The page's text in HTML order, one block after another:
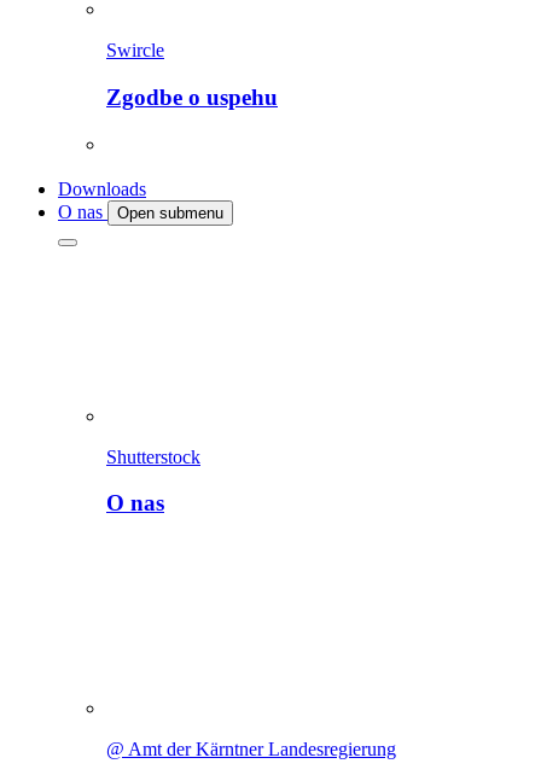
Swircle
Zgodbe o uspehu
Downloads
O nas
Open submenu
Shutterstock
O nas
@ Amt der Kärntner Landesregierung